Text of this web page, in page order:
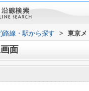
路線・駅から探す > 東京メ
面